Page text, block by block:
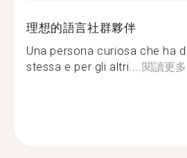
理想的語言社群夥伴
Una persona curiosa che ha
stessa e per gli altri....閱讀更多